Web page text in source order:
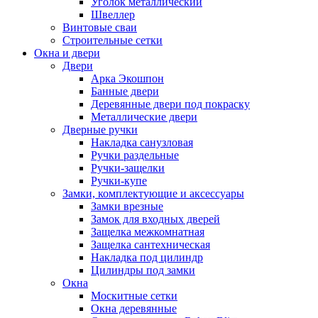
Швеллер
Винтовые сваи
Строительные сетки
Окна и двери
Двери
Арка Экошпон
Банные двери
Деревянные двери под покраску
Металлические двери
Дверные ручки
Накладка санузловая
Ручки раздельные
Ручки-защелки
Ручки-купе
Замки, комплектующие и аксессуары
Замки врезные
Замок для входных дверей
Защелка межкомнатная
Защелка сантехническая
Накладка под цилиндр
Цилиндры под замки
Окна
Москитные сетки
Окна деревянные